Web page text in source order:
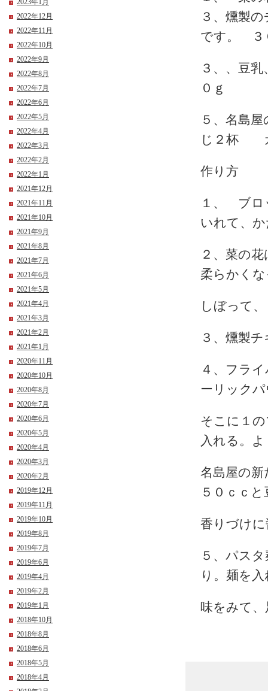
３、燻製
です。 ３
３、、豆
０ｇ
５、名島
じ２杯 ガ
作り方
１、 ブロ
いれて、
２、菜の
柔らかく
しぼって
３、燻製
４、フラ
ーリック
そこに１
入れる。
名島屋の
５０ｃｃ
香りづけ
５、パス
り。麺を
味をみて
2023年1月
2022年12月
2022年11月
2022年10月
2022年9月
2022年8月
2022年7月
2022年6月
2022年5月
2022年4月
2022年3月
2022年2月
2022年1月
2021年12月
2021年11月
2021年10月
2021年9月
2021年8月
2021年7月
2021年6月
2021年5月
2021年4月
2021年3月
2021年2月
2021年1月
2020年11月
2020年10月
2020年8月
2020年7月
2020年6月
2020年5月
2020年4月
2020年3月
2020年2月
2019年12月
2019年11月
2019年10月
2019年8月
2019年7月
2019年6月
2019年4月
2019年2月
2019年1月
2018年10月
2018年8月
2018年6月
2018年5月
2018年4月